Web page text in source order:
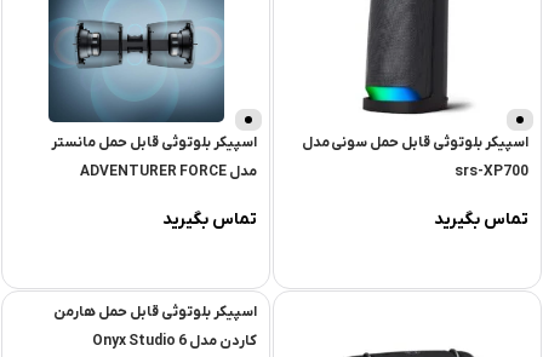
اسپیکر بلوتوثی قابل حمل سونی مدل
srs-XP700
تماس بگیرید
اسپیکر بلوتوثی قابل حمل مانستر
مدل ADVENTURER FORCE
تماس بگیرید
اسپیکر بلوتوثی قابل حمل هارمن
کاردن مدل Onyx Studio 6